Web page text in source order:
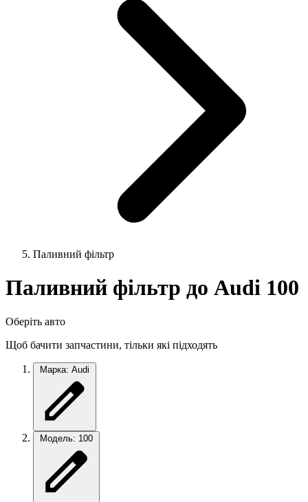
Паливний фільтр
Паливний фільтр до Audi 100
Оберіть авто
Щоб бачити запчастини, тільки які підходять
Марка: Audi
Модель: 100